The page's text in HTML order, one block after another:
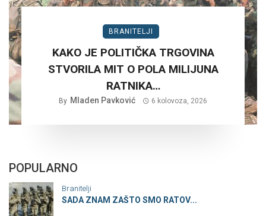
BRANITELJI
KAKO JE POLITIČKA TRGOVINA
STVORILA MIT O POLA MILIJUNA
RATNIKA…
By Mladen Pavković 6 kolovoza, 2026
POPULARNO
Branitelji
SADA ZNAM ZAŠTO SMO RATOV...